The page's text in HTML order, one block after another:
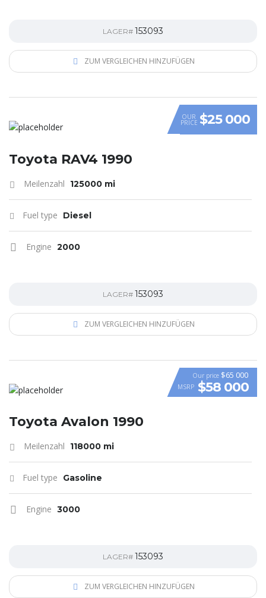
LAGER# 153093
ZUM VERGLEICHEN HINZUFÜGEN
OUR
PRICE $25 000
Toyota RAV4 1990
Meilenzahl 125000 mi
Fuel type Diesel
Engine 2000
LAGER# 153093
ZUM VERGLEICHEN HINZUFÜGEN
VIDEO
Our price $65 000
MSRP $58 000
Toyota Avalon 1990
Meilenzahl 118000 mi
Fuel type Gasoline
Engine 3000
LAGER# 153093
ZUM VERGLEICHEN HINZUFÜGEN